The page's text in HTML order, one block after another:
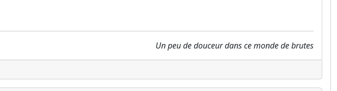
Un peu de douceur dans ce monde de brutes